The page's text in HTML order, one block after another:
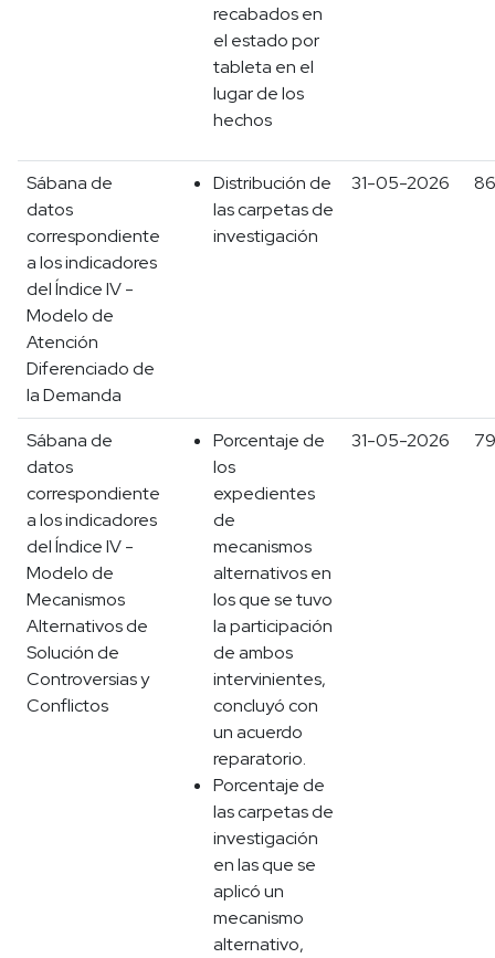
recabados en
el estado por
tableta en el
lugar de los
hechos
Sábana de
datos
correspondiente
a los indicadores
del Índice IV -
Modelo de
Atención
Diferenciado de
la Demanda
Distribución de
las carpetas de
investigación
31-05-2026 86
Sábana de
datos
correspondiente
a los indicadores
del Índice IV -
Modelo de
Mecanismos
Alternativos de
Solución de
Controversias y
Conflictos
Porcentaje de
los
expedientes
de
mecanismos
alternativos en
los que se tuvo
la participación
de ambos
intervinientes,
concluyó con
un acuerdo
reparatorio.
Porcentaje de
las carpetas de
investigación
en las que se
aplicó un
mecanismo
alternativo,
31-05-2026 79